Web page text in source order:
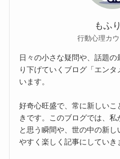
もふ
行動心理カ
日々の小さな疑問や、話題
り下げていくブログ「エン
います。
好奇心旺盛で、常に新しい
きです。このブログでは、私
と思う瞬間や、世の中の新し
やすく楽しく記事にしていき